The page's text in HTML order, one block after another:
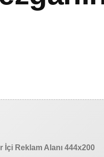
İçi Reklam Alanı 444x200